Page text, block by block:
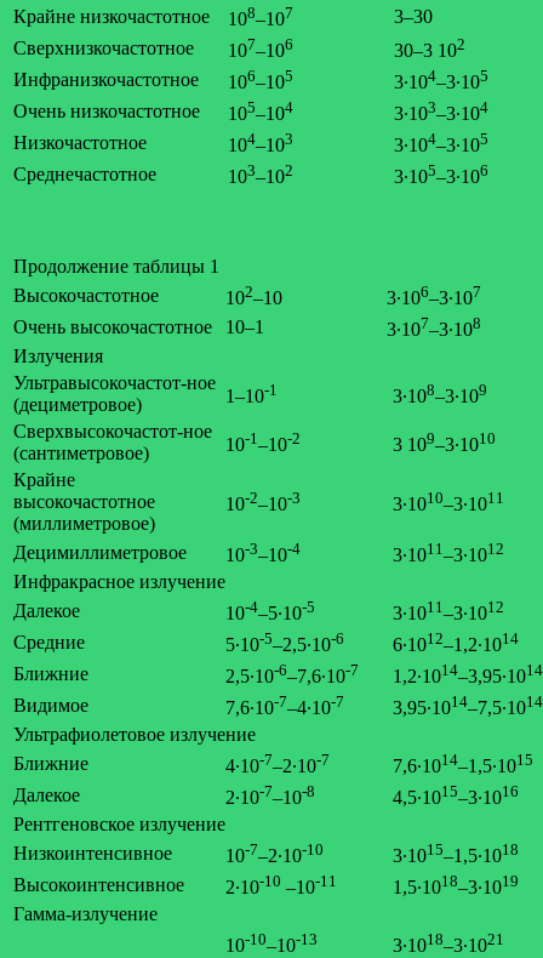
Крайне низкочастотное
108–107
3–30
Сверхнизкочастотное
107–106 30–3 102
Инфранизкочастотное 106–105 3∙104–3∙105
Очень низкочастотное 105–104 3∙103–3∙104
Низкочастотное 104–103 3∙104–3∙105
Среднечастотное 103–102 3∙105–3∙106
Продолжение таблицы 1
Высокочастотное
102–10 3∙106–3∙107
Очень высокочастотное 10–1 3∙107–3∙108
Излучения
Ультравысокочастот-ное
(дециметровое)
1–10-1 3∙108–3∙109
Сверхвысокочастот-ное
(сантиметровое)
10-1–10-2 3 109–3∙1010
Крайне
высокочастотное
(миллиметровое)
10-2–10-3 3∙1010–3∙1011
Децимиллиметровое 10-3–10-4 3∙1011–3∙1012
Инфракрасное излучение
Далекое
10-4–5∙10-5 3∙1011–3∙1012
Средние 5∙10-5–2,5∙10-6 6∙1012–1,2∙1014
Ближние 2,5∙10-6–7,6∙10-7 1,2∙1014–3,95∙1014
Видимое 7,6∙10-7–4∙10-7 3,95∙1014–7,5∙1014
Ультрафиолетовое излучение
Ближние
4∙10-7–2∙10-7 7,6∙1014–1,5∙1015
Далекое 2∙10-7–10-8 4,5∙1015–3∙1016
Рентгеновское излучение
Низкоинтенсивное
10-7–2∙10-10 3∙1015–1,5∙1018
Высокоинтенсивное 2∙10-10 –10-11 1,5∙1018–3∙1019
Гамма-излучение
10-10–10-13 3∙1018–3∙1021